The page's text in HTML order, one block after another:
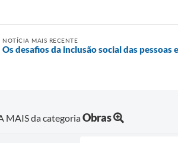
NOTÍCIA MAIS RECENTE
Os desafios da inclusão social das pessoas
MAIS da categoriaObras